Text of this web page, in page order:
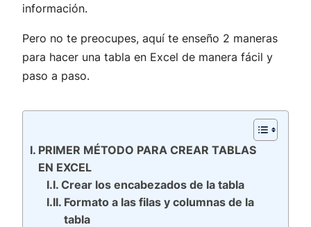
información.
Pero no te preocupes, aquí te enseño 2 maneras
para hacer una tabla en Excel de manera fácil y
paso a paso.
PRIMER MÉTODO PARA CREAR TABLAS
EN EXCEL
Crear los encabezados de la tabla
Formato a las filas y columnas de la
tabla